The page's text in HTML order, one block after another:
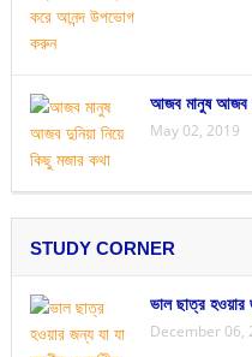
আজব মানুষ আজব
May 02, 2019
STUDY CORNER
ভাল ছাত্র হওয়ার
December 06,